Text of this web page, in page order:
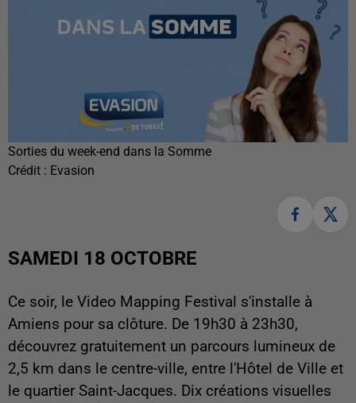
Sorties du week-end dans la Somme
Crédit : Evasion
SAMEDI 18 OCTOBRE
Ce soir, le Video Mapping Festival s'installe à
Amiens pour sa clôture. De 19h30 à 23h30,
découvrez gratuitement un parcours lumineux de
2,5 km dans le centre-ville, entre l'Hôtel de Ville et
le quartier Saint-Jacques. Dix créations visuelles